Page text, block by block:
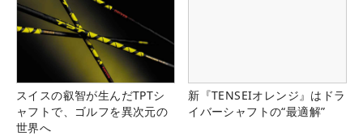
スイスの叡智が生んだTPTシ
ャフトで、ゴルフを異次元の
世界へ
新『TENSEIオレンジ』はドラ
イバーシャフトの“最適解”